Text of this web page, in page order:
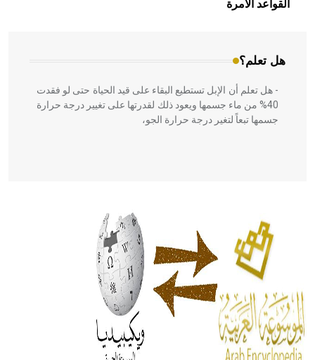
القواعد الآمرة
هل تعلم؟
المعمار على بناء مداميكه وخاصة في الواجهات
- هل تعلم أن الإبل تستطيع البقاء على قيد الحياة حتى لو فقدت
40% من ماء جسمها ويعود ذلك لقدرتها على تغيير درجة حرارة
جسمها تبعاً لتغير درجة حرارة الجو،
الحكم، الأدلة، تنظيم التغذية، ورسالته في جروح الرأس. ويعود
له الفضل بأنه حرر الطب من الدين والفلسفة.
- هل تعلم أن المرجان إفراز حيواني يتكون في البحر ويتركب
من مادة كربونات الكلسيوم، وهو أحمر أو شديد الحمرة وهو
أجود أنواعه، ويمتاز بكبر الحجم ويسمى الش